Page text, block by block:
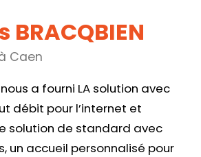
Caen
nous a fourni LA solution avec
débit pour l’internet et
solution de standard avec
un accueil personnalisé pour